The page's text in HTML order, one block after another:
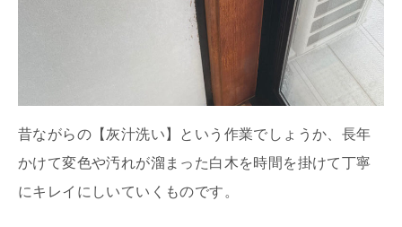
昔ながらの【灰汁洗い】という作業でしょうか、長年
かけて変色や汚れが溜まった白木を時間を掛けて丁寧
にキレイにしいていくものです。